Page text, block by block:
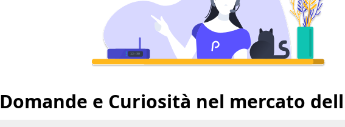
Domande e Curiosità nel mercato